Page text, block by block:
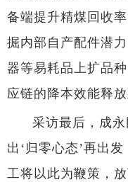
备端提升精煤回收
掘内部自产配件潜
器等易耗品上扩品
应链的降本效能释放
采访最后，成
出‘归零心态’再出
工将以此为鞭策，